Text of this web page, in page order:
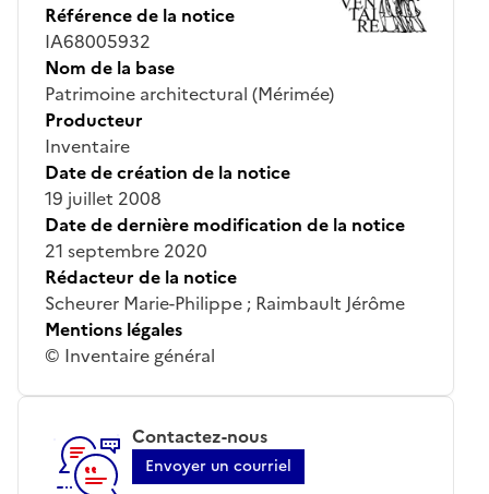
Référence de la notice
IA68005932
Nom de la base
Patrimoine architectural (Mérimée)
Producteur
Inventaire
Date de création de la notice
19 juillet 2008
Date de dernière modification de la notice
21 septembre 2020
Rédacteur de la notice
Scheurer Marie-Philippe ; Raimbault Jérôme
Mentions légales
© Inventaire général
Contactez-nous
Envoyer un courriel